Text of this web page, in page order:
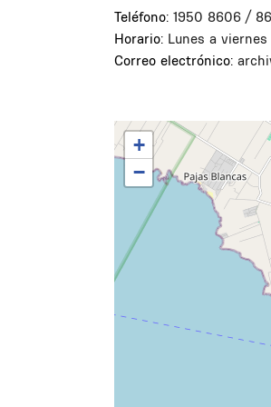
Teléfono: 1950 8606 /
Horario: Lunes a viernes
Correo electrónico:
+
−